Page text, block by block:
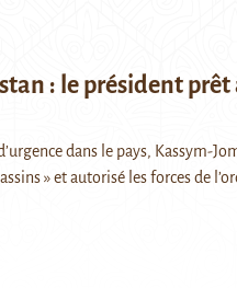
: le président prêt
dans le pays, Kassym-
» et autorisé les forces de